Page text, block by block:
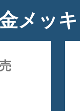
メッ